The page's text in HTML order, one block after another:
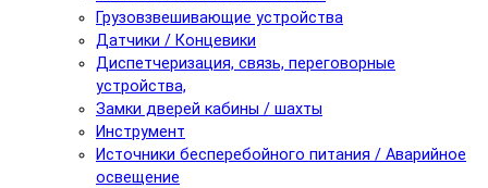
Грузовзвешивающие устройства
Датчики / Концевики
Диспетчеризация, связь, переговорные
устройства,
Замки дверей кабины / шахты
Инструмент
Источники бесперебойного питания / Аварийное
освещение